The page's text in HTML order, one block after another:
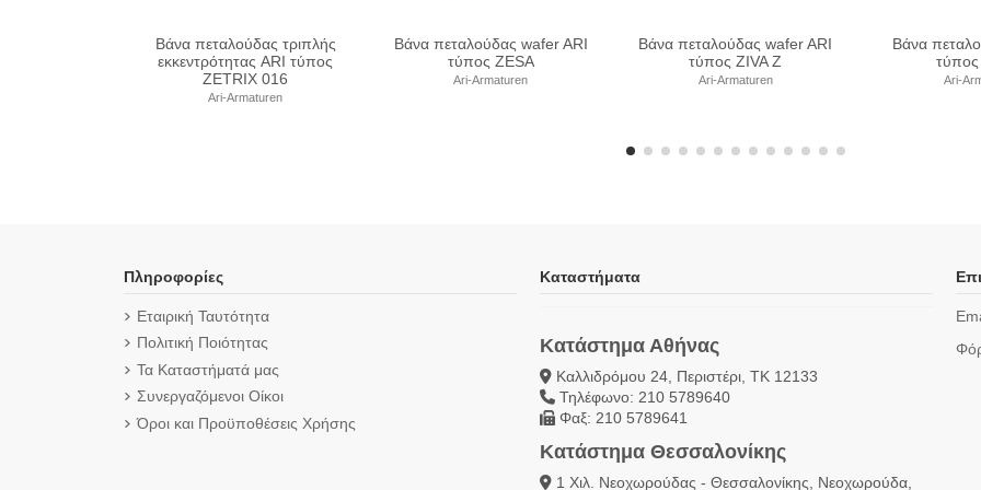
Βάνα πεταλούδας τριπλής
εκκεντρότητας ARI τύπος
ZETRIX 018
Ari-Armaturen
Βάνα πεταλούδας τριπλής
εκκεντρότητας ARI τύπος
ZETRIX 019
Βάνα πεταλούδας τριπλής
εκκεντρότητας ARI τύπος
ZETRIX 016 κατά ANSI
Βάνα
ZETRIX
Πληροφορίες
Εταιρική Ταυτότητα
Πολιτική Ποιότητας
Τα Καταστήματά μας
Συνεργαζόμενοι Οίκοι
Όροι και Προϋποθέσεις Χρήσης
Καταστήματα
Κατάστημα Αθήνας
Καλλιδρόμου 24, Περιστέρι, ΤΚ 12133
Τηλέφωνο: 210 5789640
Φαξ: 210 5789641
Κατάστημα Θεσσαλονίκης
1 Χιλ. Νεοχωρούδας - Θεσσαλονίκης, Νεοχωρούδα,